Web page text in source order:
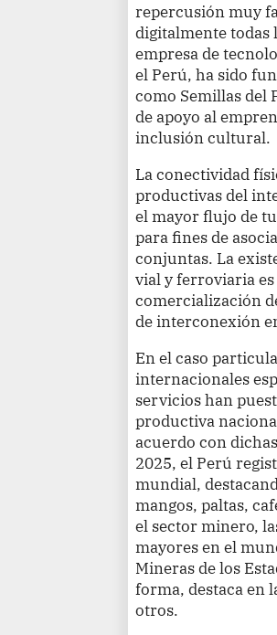
repercusión muy
digitalmente todas
empresa de
el Perú, ha sido
como Semillas del
de apoyo al
inclusión cultural.
La conectividad
productivas del
el mayor flujo de
para fines de
conjuntas. La
vial y ferroviaria
comercialización
de interconexión
En el caso
internacionales
servicios han
productiva
acuerdo con
2025, el Perú
mundial,
mangos, paltas,
el sector minero,
mayores en el
Mineras de los
forma, destaca en
otros.